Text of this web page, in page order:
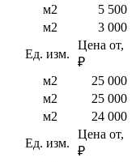
м2
5 500
м2
3 000
Ед. изм.
Цена от,
₽
м2
25 000
м2
25 000
м2
24 000
Ед. изм.
Цена от,
₽